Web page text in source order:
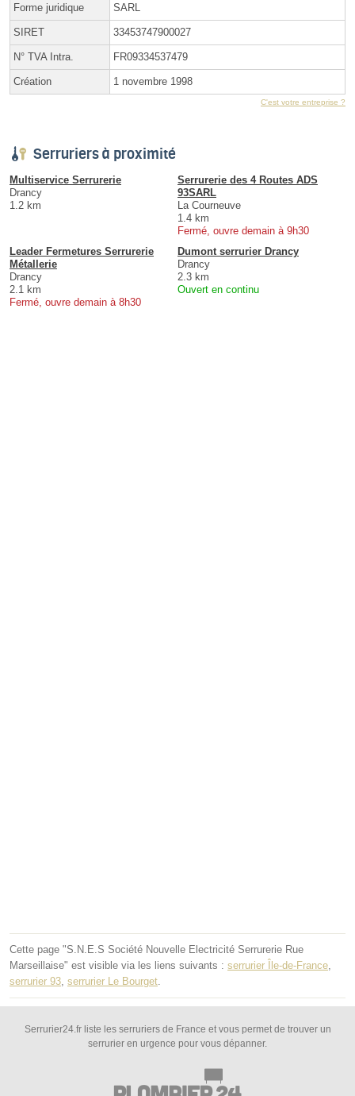
Forme juridique SARL
SIRET 33453747900027
N° TVA Intra. FR09334537479
Création 1 novembre 1998
C'est votre entreprise ?
Serruriers à proximité
Multiservice Serrurerie
Drancy
1.2 km
Serrurerie des 4 Routes ADS
93SARL
La Courneuve
1.4 km
Fermé, ouvre demain à 9h30
Leader Fermetures Serrurerie
Métallerie
Drancy
2.1 km
Fermé, ouvre demain à 8h30
Dumont serrurier Drancy
Drancy
2.3 km
Ouvert en continu
Cette page "S.N.E.S Société Nouvelle Electricité Serrurerie Rue
Marseillaise" est visible via les liens suivants : serrurier Île-de-France
serrurier 93 serrurier Le Bourget
Serrurier24.fr liste les serruriers de France et vous permet de trouver un
serrurier en urgence pour vous dépanner.